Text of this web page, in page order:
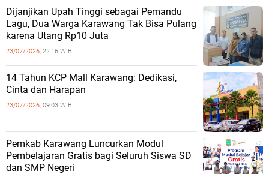
Dijanjikan Upah Tinggi sebagai Pemandu
Lagu, Dua Warga Karawang Tak Bisa Pulang
karena Utang Rp10 Juta
23/07/2026, 22:16 WIB
14 Tahun KCP Mall Karawang: Dedikasi,
Cinta dan Harapan
23/07/2026, 09:03 WIB
Pemkab Karawang Luncurkan Modul
Pembelajaran Gratis bagi Seluruh Siswa SD
dan SMP Negeri